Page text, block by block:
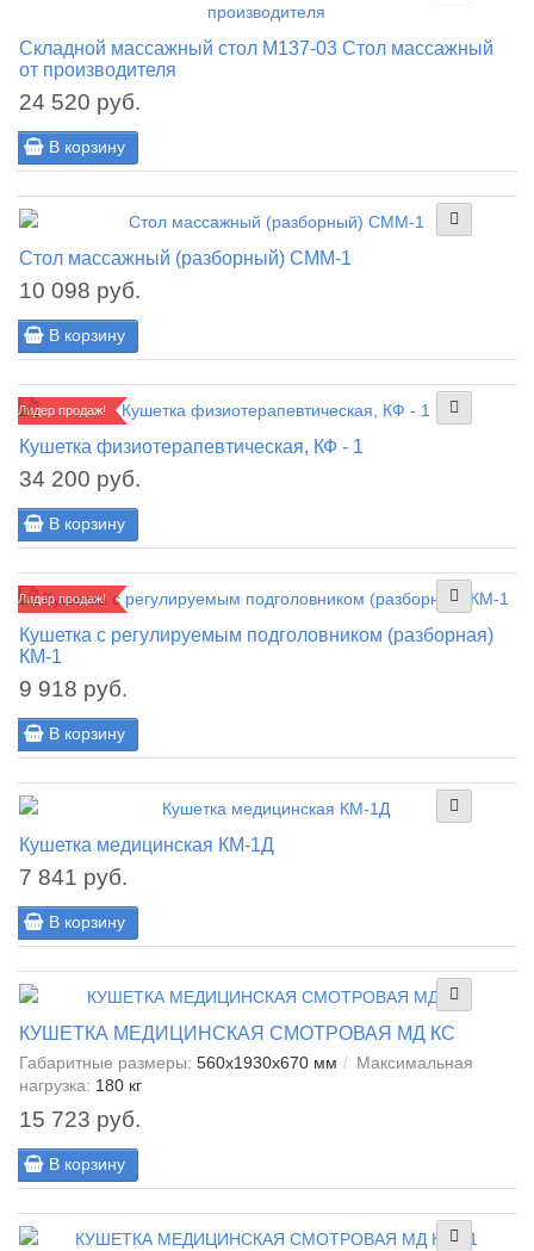
Складной массажный стол М137-03 Стол массажный
от производителя
24 520 руб.
В корзину
Стол массажный (разборный) СММ-1
10 098 руб.
В корзину
Лидер продаж!
Кушетка физиотерапевтическая, КФ - 1
34 200 руб.
В корзину
Лидер продаж!
Кушетка с регулируемым подголовником (разборная)
КМ-1
9 918 руб.
В корзину
Кушетка медицинская КМ-1Д
7 841 руб.
В корзину
КУШЕТКА МЕДИЦИНСКАЯ СМОТРОВАЯ МД КС
Габаритные размеры: 560x1930x670 мм
Максимальная
нагрузка: 180 кг
15 723 руб.
В корзину